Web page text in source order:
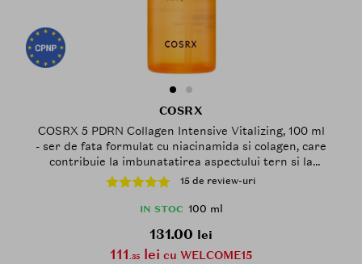
COSRX
COSRX 5 PDRN Collagen Intensive Vitalizing, 100 ml
- ser de fata formulat cu niacinamida si colagen, care
contribuie la imbunatatirea aspectului tern si la
sustinerea barierei naturale a pielii
15 de review-uri
IN STOC 100 ml
131.00 lei
111.35 lei cu WELCOME15